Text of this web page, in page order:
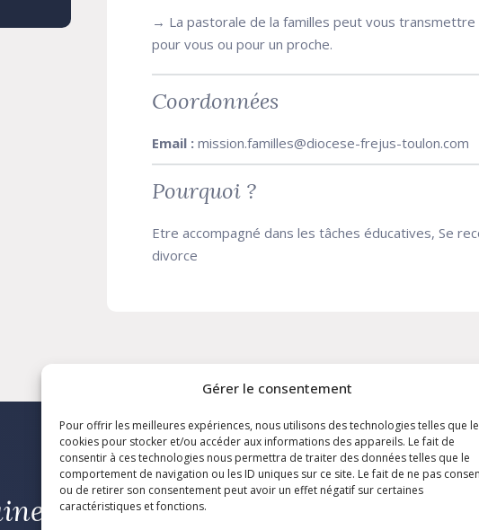
Gérer le consentement
Pour offrir les meilleures expériences, nous utilisons des technologies telles que
cookies pour stocker et/ou accéder aux informations des appareils. Le fait de
consentir à ces technologies nous permettra de traiter des données telles que le
comportement de navigation ou les ID uniques sur ce site. Le fait de ne pas
ou de retirer son consentement peut avoir un effet négatif sur certaines
caractéristiques et fonctions.
→ La pastorale de la familles peut vous transmettre
pour vous ou pour un proche.
Coordonnées
Email : mission.familles@diocese-frejus-toulon.com
Pourquoi ?
Etre accompagné dans les tâches éducatives, Se
divorce
pour que l’amour